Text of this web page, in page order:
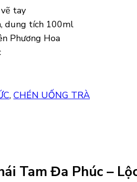
tay
dung tích 100ml
Phương Hoa
, CHÉN UỐNG TRÀ
Tam Đa Phúc –